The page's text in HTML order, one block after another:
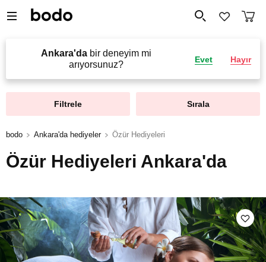
Ankara'dabir deneyim mi
arıyorsunuz?
Evet Hayır
Filtrele Sırala
bodo Ankara'da hediyeler Özür Hediyeleri
Özür Hediyeleri Ankara'da